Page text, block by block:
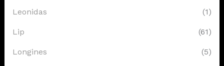
Leonidas (1)
Lip (61)
Longines (5)